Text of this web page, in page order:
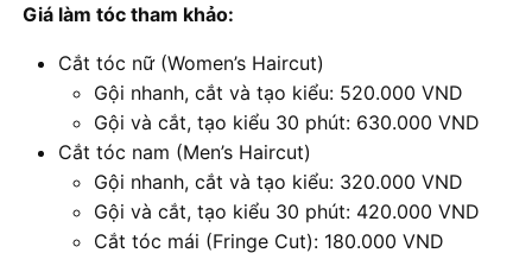
Giá làm tóc tham khảo:
Cắt tóc nữ (Women’s Haircut)
Gội nhanh, cắt và tạo kiểu: 520.000 VND
Gội và cắt, tạo kiểu 30 phút: 630.000 VND
Cắt tóc nam (Men’s Haircut)
Gội nhanh, cắt và tạo kiểu: 320.000 VND
Gội và cắt, tạo kiểu 30 phút: 420.000 VND
Cắt tóc mái (Fringe Cut): 180.000 VND